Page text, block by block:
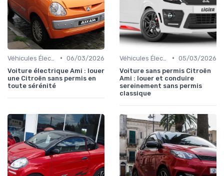
• 06/03/2026
Voiture électrique Ami : louer
une Citroën sans permis en
toute sérénité
• 05/03/2026
Voiture sans permis Citroën
Ami : louer et conduire
sereinement sans permis
classique